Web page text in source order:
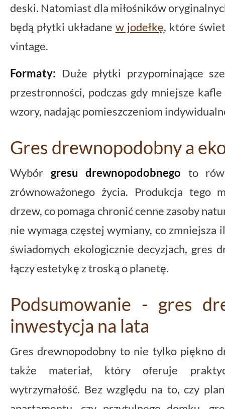
deski. Natomiast dla miłośników
będą płytki układane w jodełkę, które
vintage.
Formaty: Duże płytki przypominające
przestronności, podczas gdy mniejsze
wzory, nadając pomieszczeniom
Gres drewnopodobny a
Wybór gresu drewnopodobnego to
zrównoważonego życia. Produkcja tego
drzew, co pomaga chronić cenne zasoby
nie wymaga częstej wymiany, co zmniejsza
świadomych ekologicznie decyzjach, gres
łączy estetykę z troską o planetę.
Podsumowanie - gres
inwestycja na lata
Gres drewnopodobny to nie tylko piękno
także materiał, który oferuje
wytrzymałość. Bez względu na to, czy